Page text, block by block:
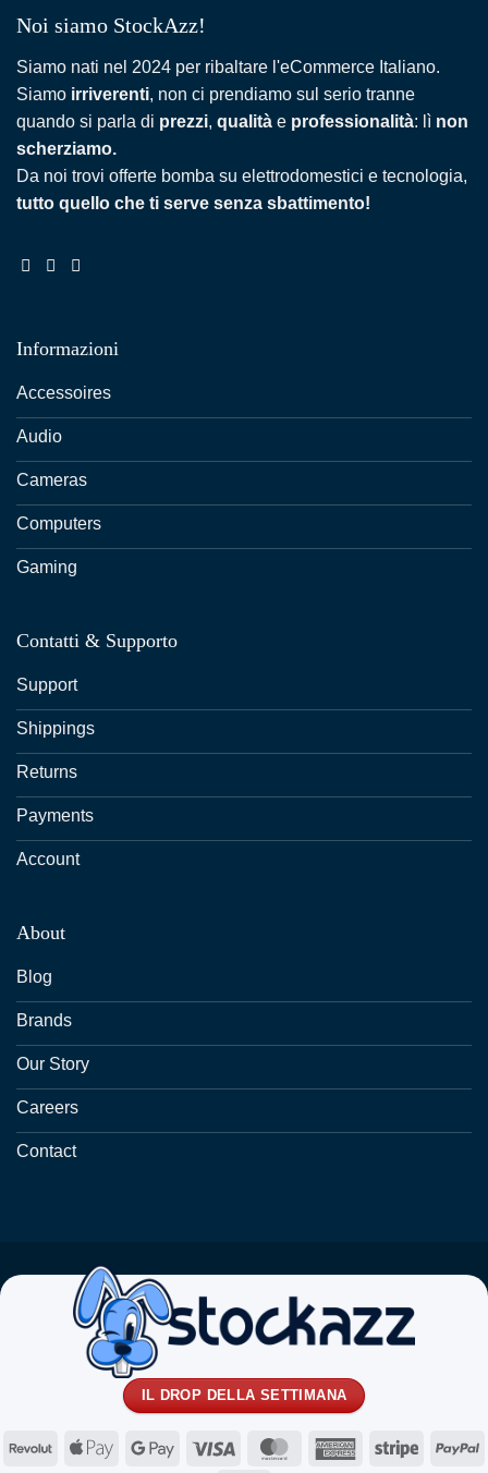
Noi siamo StockAzz!
Siamo nati nel 2024 per ribaltare l'eCommerce Italiano.
Siamo irriverenti, non ci prendiamo sul serio tranne
quando si parla di prezzi, qualità e professionalità: lì non
scherziamo.
Da noi trovi offerte bomba su elettrodomestici e tecnologia,
tutto quello che ti serve senza sbattimento!
Informazioni
Accessoires
Audio
Cameras
Computers
Gaming
Contatti & Supporto
Support
Shippings
Returns
Payments
Account
About
Blog
Brands
Our Story
Careers
Contact
IL DROP DELLA SETTIMANA
RevolutApple
Google
Visa MasterCardAmericanStripe